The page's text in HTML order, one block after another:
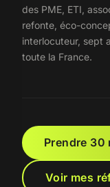
des PME, ETI,
refonte, éco-
interlocuteur, sept
toute la France.
Prendre 30
Voir mes